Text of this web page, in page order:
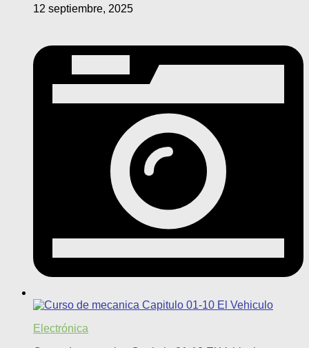
12 septiembre, 2025
Electrónica